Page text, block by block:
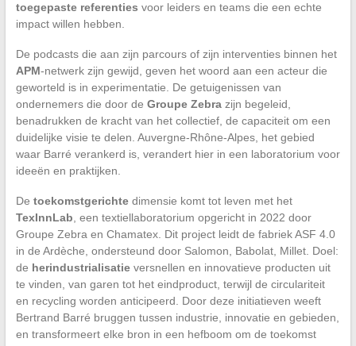
toegepaste referenties voor leiders en teams die een echte
impact willen hebben.
De podcasts die aan zijn parcours of zijn interventies binnen het
APM-netwerk zijn gewijd, geven het woord aan een acteur die
geworteld is in experimentatie. De getuigenissen van
ondernemers die door de Groupe Zebrazijn begeleid,
benadrukken de kracht van het collectief, de capaciteit om een
duidelijke visie te delen. Auvergne-Rhône-Alpes, het gebied
waar Barré verankerd is, verandert hier in een laboratorium voor
ideeën en praktijken.
De toekomstgerichtedimensie komt tot leven met het
TexInnLab , een textiellaboratorium opgericht in 2022 door
Groupe Zebra en Chamatex. Dit project leidt de fabriek ASF 4.0
in de Ardèche, ondersteund door Salomon, Babolat, Millet. Doel:
de herindustrialisatieversnellen en innovatieve producten uit
te vinden, van garen tot het eindproduct, terwijl de circulariteit
en recycling worden anticipeerd. Door deze initiatieven weeft
Bertrand Barré bruggen tussen industrie, innovatie en gebieden,
en transformeert elke bron in een hefboom om de toekomst